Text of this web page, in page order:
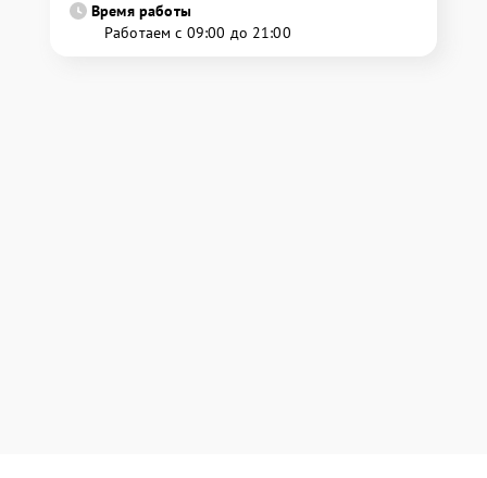
Время работы
Работаем с 09:00 до 21:00